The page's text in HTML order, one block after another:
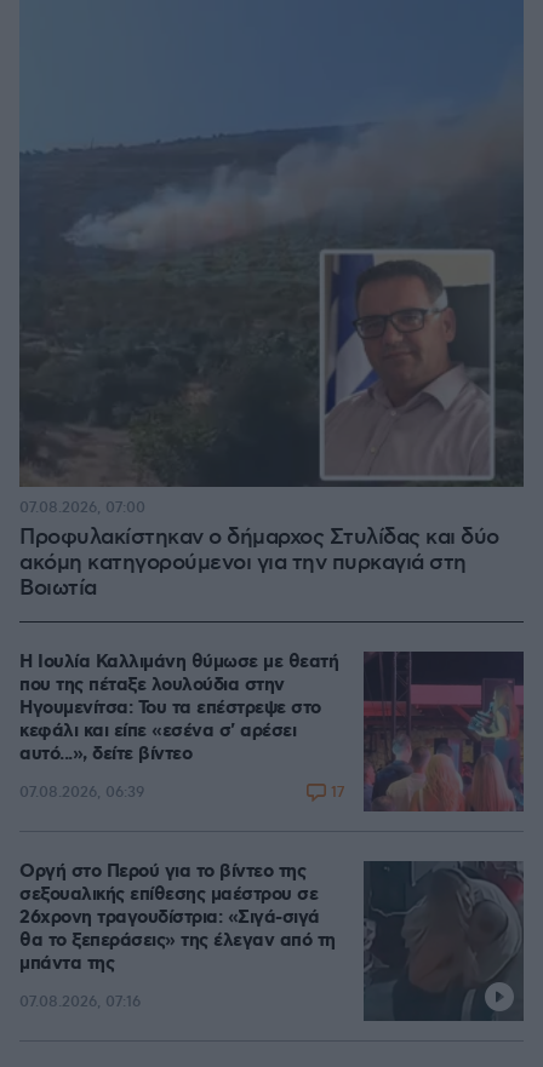
Προφυλακίστηκαν ο δήμαρχος Στυλίδας και δύο
ακόμη κατηγορούμενοι για την πυρκαγιά στη
Βοιωτία
07.08.2026, 07:00
Η Ιουλία Καλλιμάνη θύμωσε με θεατή
που της πέταξε λουλούδια στην
Ηγουμενίτσα: Του τα επέστρεψε στο
κεφάλι και είπε «εσένα σ' αρέσει
αυτό...», δείτε βίντεο
07.08.2026, 06:39 17
Οργή στο Περού για το βίντεο της
σεξουαλικής επίθεσης μαέστρου σε
26χρονη τραγουδίστρια: «Σιγά-σιγά
θα το ξεπεράσεις» της έλεγαν από τη
μπάντα της
07.08.2026, 07:16